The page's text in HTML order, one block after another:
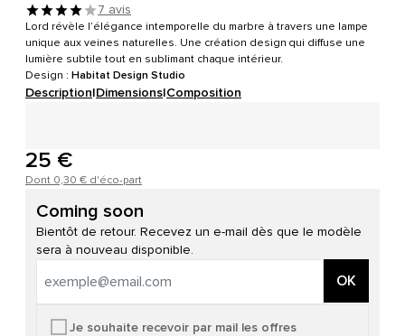
7 avis
Lord révèle l’élégance intemporelle du marbre à travers une lampe
unique aux veines naturelles. Une création design qui diffuse une
lumière subtile tout en sublimant chaque intérieur.
Design : Habitat Design Studio
Description|Dimensions|Composition
25 €
Dont 0,30 € d'éco-part
Coming soon
Bientôt de retour. Recevez un e-mail dès que le modèle
sera à nouveau disponible.
OK
Je souhaite recevoir par mail les offres